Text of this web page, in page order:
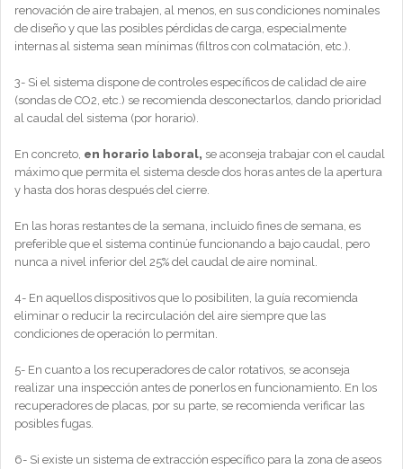
renovación de aire trabajen, al menos, en sus condiciones nominales
de diseño y que las posibles pérdidas de carga, especialmente
internas al sistema sean mínimas (filtros con colmatación, etc.).
3- Si el sistema dispone de controles específicos de calidad de aire
(sondas de CO2, etc.) se recomienda desconectarlos, dando prioridad
al caudal del sistema (por horario).
En concreto, en horario laboral, se aconseja trabajar con el caudal
máximo que permita el sistema desde dos horas antes de la apertura
y hasta dos horas después del cierre.
En las horas restantes de la semana, incluido fines de semana, es
preferible que el sistema continúe funcionando a bajo caudal, pero
nunca a nivel inferior del 25% del caudal de aire nominal.
4- En aquellos dispositivos que lo posibiliten, la guía recomienda
eliminar o reducir la recirculación del aire siempre que las
condiciones de operación lo permitan.
5- En cuanto a los recuperadores de calor rotativos, se aconseja
realizar una inspección antes de ponerlos en funcionamiento. En los
recuperadores de placas, por su parte, se recomienda verificar las
posibles fugas.
6- Si existe un sistema de extracción específico para la zona de aseos